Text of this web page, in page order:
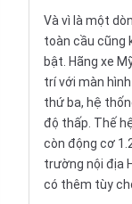
Và vì là một
toàn cầu cũng
bật. Hãng xe
trí với màn
thứ ba, hệ
độ thấp. Thế
còn động cơ
trường nội địa
có thêm tùy